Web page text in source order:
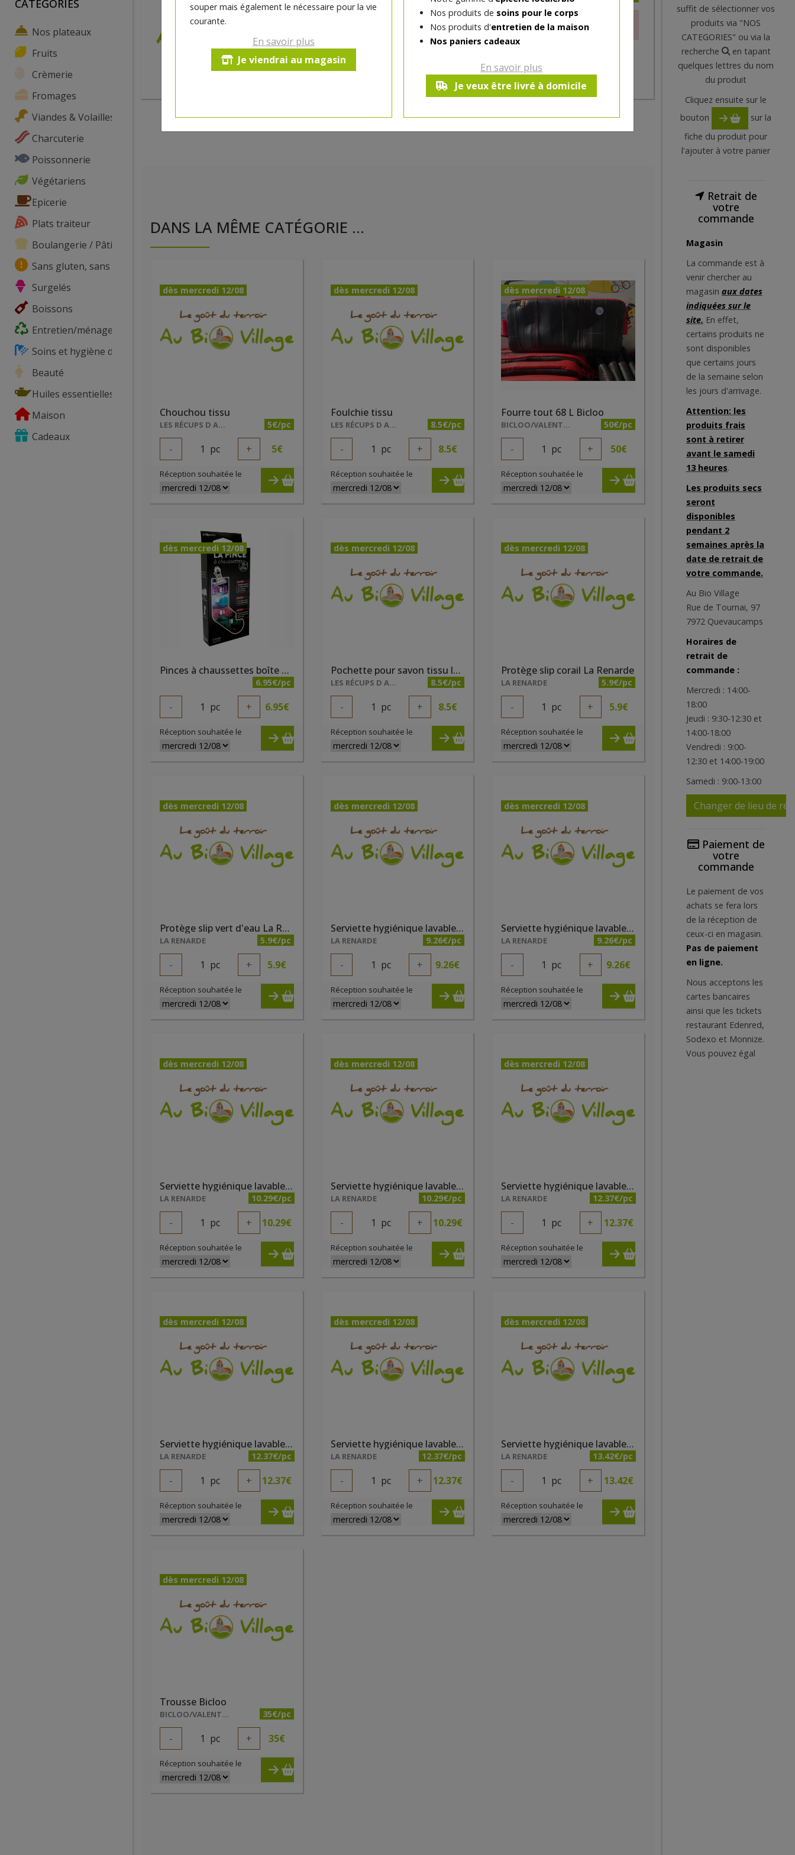
CATEGORIES
Nos plateaux
Fruits
Crèmerie
Fromages
Viandes & Volailles
Charcuterie
Poissonnerie
Végétariens
Epicerie
Plats traiteur
Boulangerie / Pâtisserie
Sans gluten, sans lactose, ...
Surgelés
Boissons
Entretien/ménage
Soins et hygiène du corps
Beauté
Huiles essentielles
Maison
Cadeaux
souper mais également le nécessaire pour la vie
courante.
En savoir plus
Je viendrai au magasin
Nos produits de soins pour le corps
Nos produits d'entretien de la maison
Nos paniers cadeaux
En savoir plus
Je veux être livré à domicile
Ce produit est indisponible pour le moment.
DANS LA MÊME CATÉGORIE ...
dès mercredi 12/08
Chouchou tissu
LES RÉCUPS D ADEL 5€/pc
- 1 pc + 5€
Réception souhaitée le
dès mercredi 12/08
Foulchie tissu
LES RÉCUPS D ADEL 8.5€/pc
- 1 pc + 8.5€
Réception souhaitée le
dès mercredi 12/08
Fourre tout 68 L Bicloo
BICLOO/VALENTIN DE RODDER 50€/pc
- 1 pc + 50€
Réception souhaitée le
dès mercredi 12/08
Pinces à chaussettes boîte de 12 pièces
6.95€/pc
- 1 pc + 6.95€
Réception souhaitée le
dès mercredi 12/08
Pochette pour savon tissu lavable
LES RÉCUPS D ADEL 8.5€/pc
- 1 pc + 8.5€
Réception souhaitée le
dès mercredi 12/08
Protège slip corail La Renarde
LA RENARDE 5.9€/pc
- 1 pc + 5.9€
Réception souhaitée le
dès mercredi 12/08
Protège slip vert d'eau La Renarde
LA RENARDE 5.9€/pc
- 1 pc + 5.9€
Réception souhaitée le
dès mercredi 12/08
Serviette hygiénique lavable taille 1 fushia
LA RENARDE 9.26€/pc
- 1 pc + 9.26€
Réception souhaitée le
dès mercredi 12/08
Serviette hygiénique lavable taille 1 gris
LA RENARDE 9.26€/pc
- 1 pc + 9.26€
Réception souhaitée le
dès mercredi 12/08
Serviette hygiénique lavable taille 2 fushia
LA RENARDE 10.29€/pc
- 1 pc + 10.29€
Réception souhaitée le
dès mercredi 12/08
Serviette hygiénique lavable taille 2 gris
LA RENARDE 10.29€/pc
- 1 pc + 10.29€
Réception souhaitée le
dès mercredi 12/08
Serviette hygiénique lavable taille 3 fushia
LA RENARDE 12.37€/pc
- 1 pc + 12.37€
Réception souhaitée le
dès mercredi 12/08
Serviette hygiénique lavable taille 3 gris
LA RENARDE 12.37€/pc
- 1 pc + 12.37€
Réception souhaitée le
dès mercredi 12/08
Serviette hygiénique lavable taille 3 noisette
LA RENARDE 12.37€/pc
- 1 pc + 12.37€
Réception souhaitée le
dès mercredi 12/08
Serviette hygiénique lavable taille 4 fushia
LA RENARDE 13.42€/pc
- 1 pc + 13.42€
Réception souhaitée le
dès mercredi 12/08
Trousse Bicloo
BICLOO/VALENTIN DE RODDER 35€/pc
- 1 pc + 35€
Réception souhaitée le
suffit de sélectionner vos
produits via "NOS
CATEGORIES" ou via la
recherche
en tapant
quelques lettres du nom
du produit
Cliquez ensuite sur le
bouton
sur la
fiche du produit pour
l'ajouter à votre panier
Retrait de
votre
commande
Magasin
La commande est à
venir chercher au
magasin aux dates
indiquées sur le
site. En effet,
certains produits ne
sont disponibles
que certains jours
de la semaine selon
les jours d'arrivage.
Attention: les
produits frais
sont à retirer
avant le samedi
13 heures.
Les produits secs
seront
disponibles
pendant 2
semaines après la
date de retrait de
votre commande.
Au Bio Village
Rue de Tournai, 97
7972 Quevaucamps
Horaires de
retrait de
commande :
Mercredi : 14:00-
18:00
Jeudi : 9:30-12:30 et
14:00-18:00
Vendredi : 9:00-
12:30 et 14:00-19:00
Samedi : 9:00-13:00
Changer de lieu de
Paiement de
votre
commande
Le paiement de vos
achats se fera lors
de la réception de
ceux-ci en magasin.
Pas de paiement
en ligne.
Nous acceptons les
cartes bancaires
ainsi que les tickets
restaurant Edenred,
Sodexo et Monnize.
Vous pouvez égal